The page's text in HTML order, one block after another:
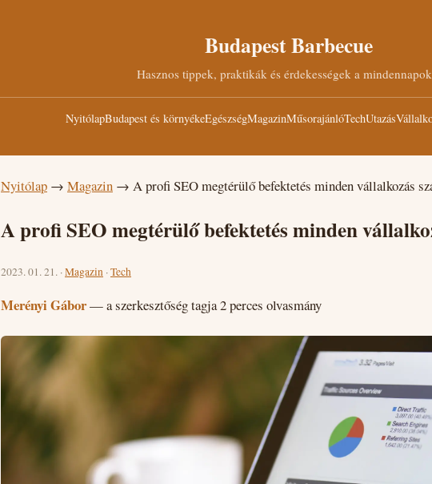
Budapest Barbecue
Hasznos tippek, praktikák és érdekességek a
NyitólapBudapest és környékeEgészségMagazinMűsorajánlóTechUtazás
Nyitólap → Magazin → A profi SEO megtérülő befektetés minden vállalkozás
A profi SEO megtérülő befektetés minden
2023. 01. 21. ·Magazin ·Tech
Merényi Gábor— a szerkesztőség tagja2 perces olvasmány